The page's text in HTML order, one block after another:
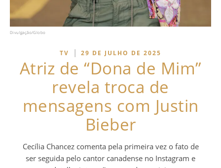
Divulgação/Globo
TV | 29 DE JULHO DE 2025
Atriz de “Dona de Mim”
revela troca de
mensagens com Justin
Bieber
Cecília Chancez comenta pela primeira vez o fato de
ser seguida pelo cantor canadense no Instagram e